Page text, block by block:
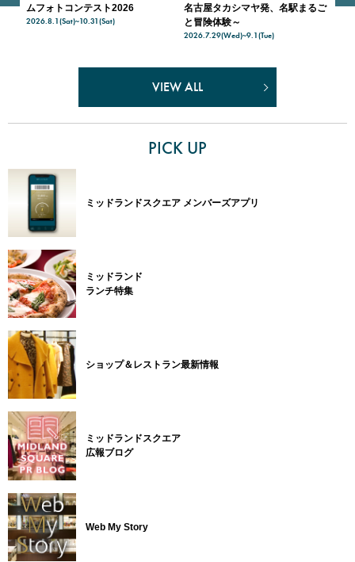
ムフォトコンテスト2026
2026.8.1(Sat)~10.31(Sat)
名古屋タカシマヤ発、名駅まるご
と冒険体験～
2026.7.29(Wed)~9.1(Tue)
入
VIEW ALL
PICK UP
ミッドランドスクエア メンバーズアプリ
ミッドランド
ランチ特集
ショップ＆レストラン最新情報
ミッドランドスクエア
広報ブログ
Web My Story